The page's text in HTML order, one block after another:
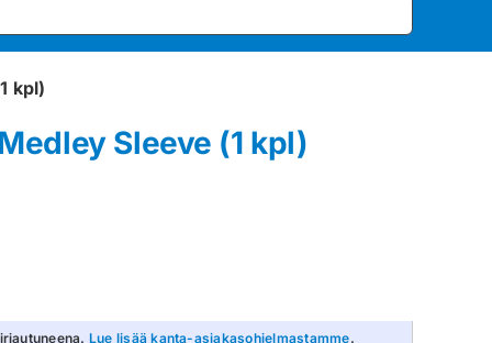
kpl)
Sleeve (1 kpl)
Lue lisää kanta-asiakasohjelmastamme.